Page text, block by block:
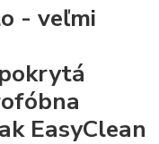
- veľmi
EasyClean